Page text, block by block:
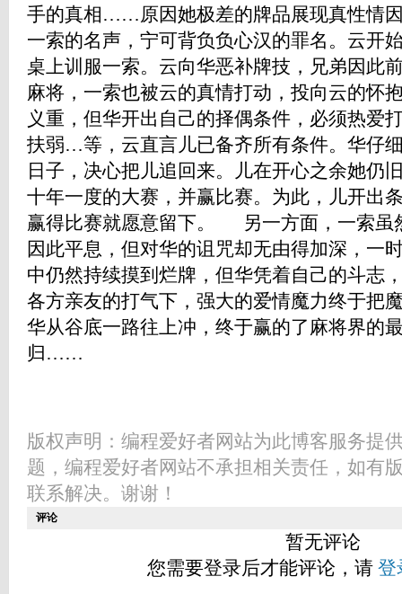
手的真相……原因她极差的牌品展现真性情
一索的名声，宁可背负负心汉的罪名。云开
桌上训服一索。云向华恶补牌技，兄弟因此
麻将，一索也被云的真情打动，投向云的怀
义重，但华开出自己的择偶条件，必须热爱
扶弱…等，云直言儿已备齐所有条件。华仔
日子，决心把儿追回来。儿在开心之余她仍
十年一度的大赛，并赢比赛。为此，儿开出
赢得比赛就愿意留下。 另一方面，一索虽
因此平息，但对华的诅咒却无由得加深，一
中仍然持续摸到烂牌，但华凭着自己的斗志
各方亲友的打气下，强大的爱情魔力终于把
华从谷底一路往上冲，终于赢的了麻将界的
归……
版权声明：编程爱好者网站为此博客服务提
题，编程爱好者网站不承担相关责任，如有
联系解决。谢谢！
评论
暂无评论
您需要登录后才能评论，请 登